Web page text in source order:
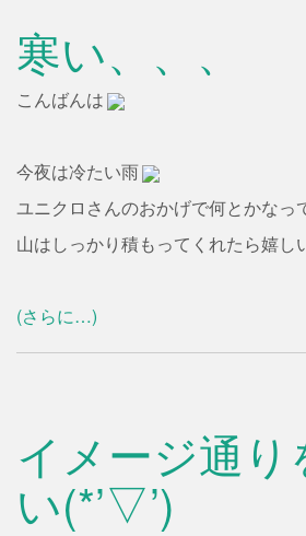
寒い、、、
こんばんは
今夜は冷たい雨
ユニクロさんのおかげで何とかなっ
山はしっかり積もってくれたら嬉し
(さらに…)
イメージ通
い(*’▽’)